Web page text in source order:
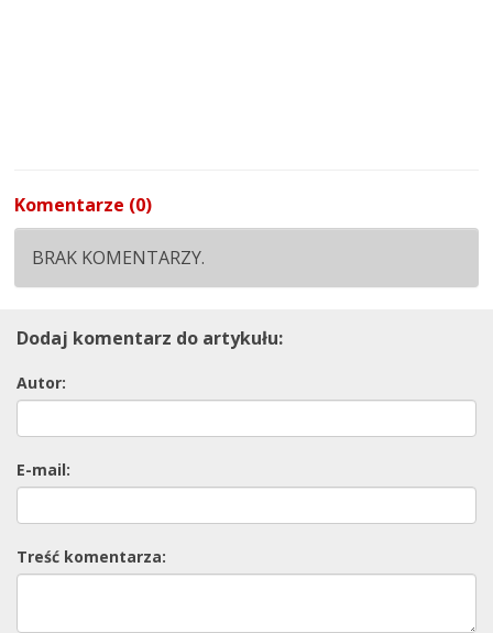
Komentarze (0)
BRAK KOMENTARZY.
Dodaj komentarz do artykułu:
Autor:
E-mail:
Treść komentarza: